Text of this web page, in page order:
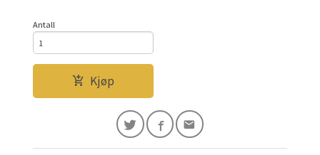
Antall
Kjøp